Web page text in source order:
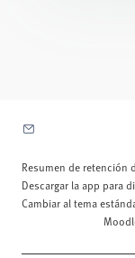
Resumen de retención
Descargar la app para
Cambiar al tema